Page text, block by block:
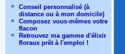
Conseil personnalisé (à
distance ou à mon domicile)
Composez vous-mêmes votre
flacon
Retrouvez ma gamme d'élixir
floraux prêt à l'emploi !